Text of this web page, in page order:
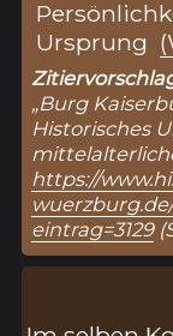
Ursprung
„Burg
Historisches
https://
eintrag=3129